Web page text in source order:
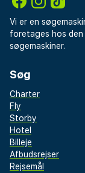
Vi er en
foretages hos
søgemaskiner.
Søg
Charter
Fly
Storby
Hotel
Billeje
Afbudsrejser
Rejsemål